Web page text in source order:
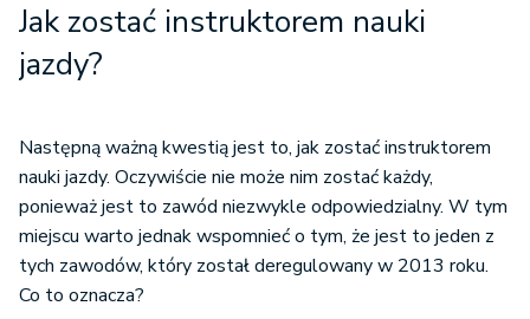
Jak zostać instruktorem nauki
jazdy?
Następną ważną kwestią jest to, jak zostać instruktorem
nauki jazdy. Oczywiście nie może nim zostać każdy,
ponieważ jest to zawód niezwykle odpowiedzialny. W tym
miejscu warto jednak wspomnieć o tym, że jest to jeden z
tych zawodów, który został deregulowany w 2013 roku.
Co to oznacza?